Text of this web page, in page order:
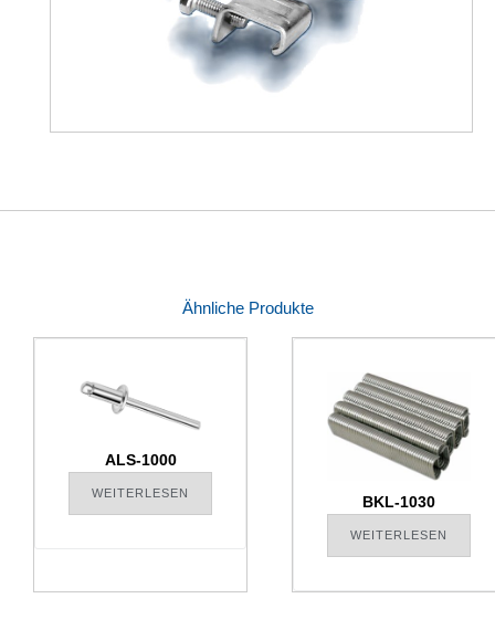
Ähnliche Produkte
ALS-1000
WEITERLESEN
BKL-1030
WEITERLESEN